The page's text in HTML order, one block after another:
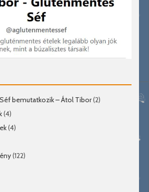
bemutatkozik – Átol Tibor(2)
(4)
(4)
(122)